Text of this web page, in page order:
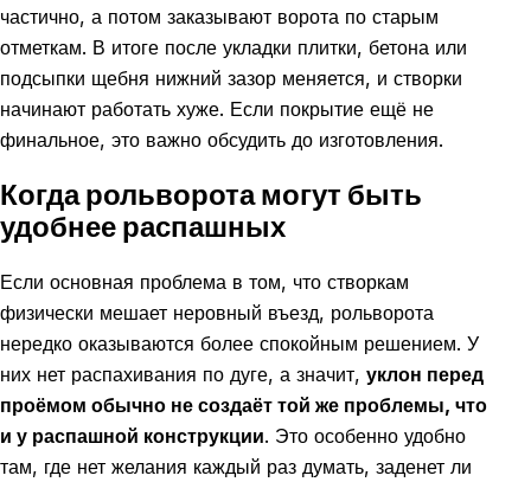
частично, а потом заказывают ворота по старым
отметкам. В итоге после укладки плитки, бетона или
подсыпки щебня нижний зазор меняется, и створки
начинают работать хуже. Если покрытие ещё не
финальное, это важно обсудить до изготовления.
Когда рольворота могут быть
удобнее распашных
Если основная проблема в том, что створкам
физически мешает неровный въезд, рольворота
нередко оказываются более спокойным решением. У
них нет распахивания по дуге, а значит, уклон перед
проёмом обычно не создаёт той же проблемы, что
и у распашной конструкции. Это особенно удобно
там, где нет желания каждый раз думать, заденет ли